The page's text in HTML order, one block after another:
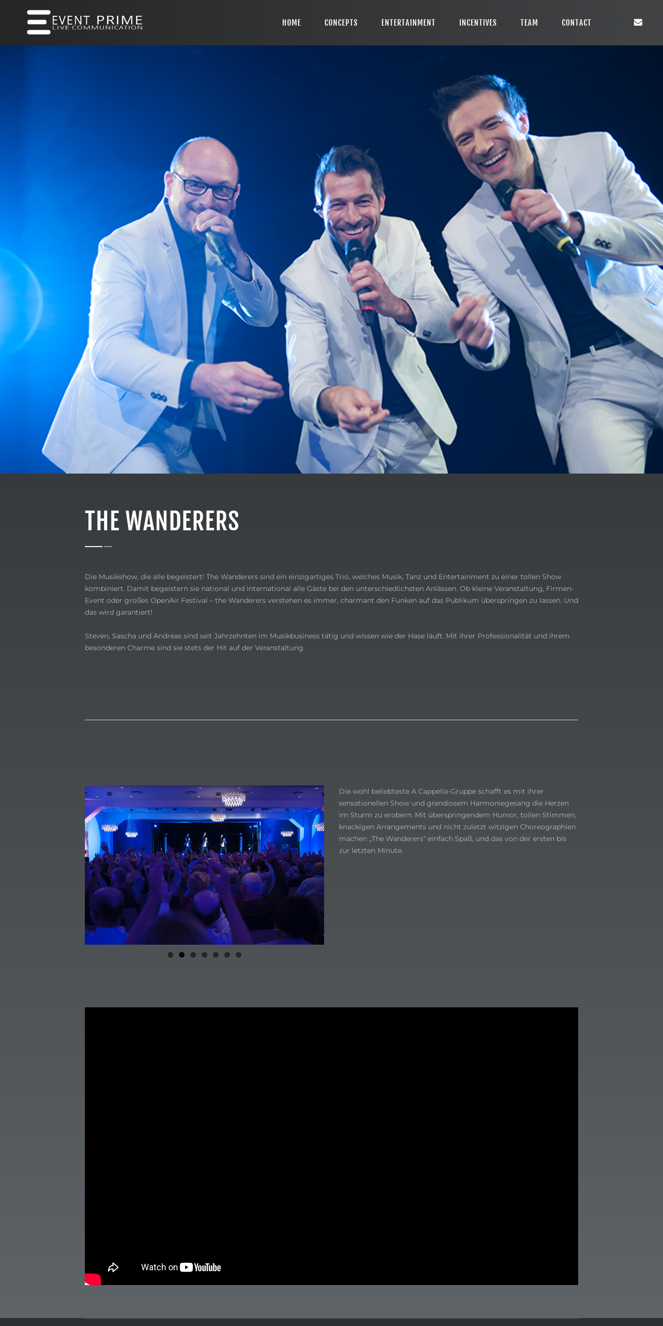
HOME CONCEPTS ENTERTAINMENT INCENTIVES TEAM CONTACT
THE WANDERERS
Die Musikshow, die alle begeistert! The Wanderers sind ein einzigartiges Trio, welches Musik, Tanz und Entertainment zu einer tollen Show
kombiniert. Damit begeistern sie national und international alle Gäste bei den unterschiedlichsten Anlässen. Ob kleine Veranstaltung, Firmen-
Event oder großes OpenAir Festival – the Wanderers verstehen es immer, charmant den Funken auf das Publikum überspringen zu lassen. Und
das wird garantiert!
Steven, Sascha und Andreas sind seit Jahrzehnten im Musikbusiness tätig und wissen wie der Hase läuft. Mit ihrer Professionalität und ihrem
besonderen Charme sind sie stets der Hit auf der Veranstaltung.
Die wohl beliebteste A Cappella-Gruppe schafft es mit ihrer
sensationellen Show und grandiosem Harmoniegesang die Herzen
im Sturm zu erobern. Mit überspringendem Humor, tollen Stimmen,
knackigen Arrangements und nicht zuletzt witzigen Choreographien
machen „The Wanderers“ einfach Spaß, und das von der ersten bis
zur letzten Minute.